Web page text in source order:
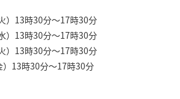
）13時30分～17時30分
）13時30分～17時30分
）13時30分～17時30分
）13時30分～17時30分